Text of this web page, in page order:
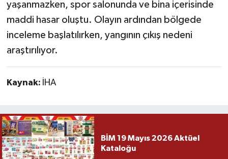
yaşanmazken, spor salonunda ve bina içerisinde
maddi hasar oluştu. Olayın ardından bölgede
inceleme başlatılırken, yangının çıkış nedeni
araştırılıyor.
Kaynak: İHA
BİM 19 Mayıs 2026 Aktüel
Kataloğu